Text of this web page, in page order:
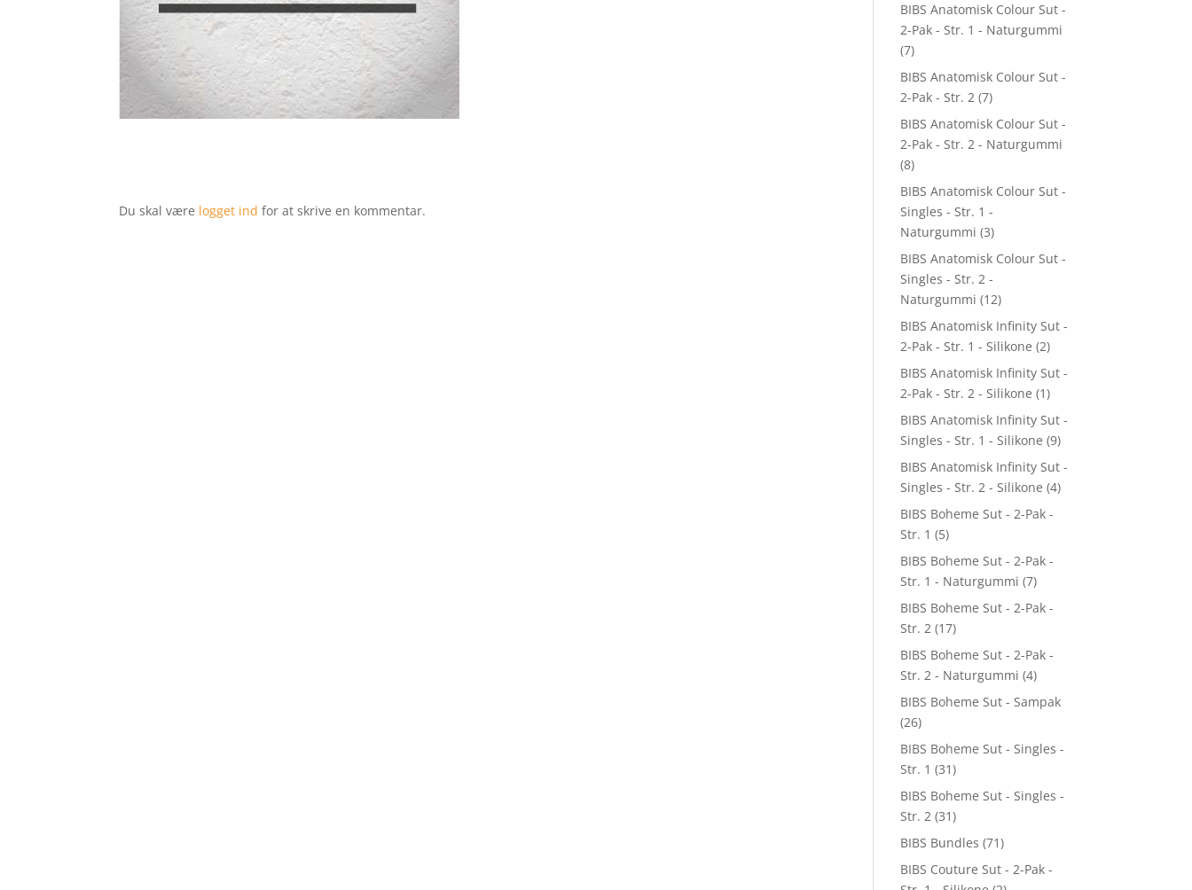
Du skal være logget ind for at skrive en kommentar.
BIBS Anatomisk Colour Sut -
2-Pak - Str. 1 - Naturgummi
(7)
BIBS Anatomisk Colour Sut -
2-Pak - Str. 2 (7)
BIBS Anatomisk Colour Sut -
2-Pak - Str. 2 - Naturgummi
(8)
BIBS Anatomisk Colour Sut -
Singles - Str. 1 -
Naturgummi (3)
BIBS Anatomisk Colour Sut -
Singles - Str. 2 -
Naturgummi (12)
BIBS Anatomisk Infinity Sut -
2-Pak - Str. 1 - Silikone (2)
BIBS Anatomisk Infinity Sut -
2-Pak - Str. 2 - Silikone (1)
BIBS Anatomisk Infinity Sut -
Singles - Str. 1 - Silikone (9)
BIBS Anatomisk Infinity Sut -
Singles - Str. 2 - Silikone (4)
BIBS Boheme Sut - 2-Pak -
Str. 1 (5)
BIBS Boheme Sut - 2-Pak -
Str. 1 - Naturgummi (7)
BIBS Boheme Sut - 2-Pak -
Str. 2 (17)
BIBS Boheme Sut - 2-Pak -
Str. 2 - Naturgummi (4)
BIBS Boheme Sut - Sampak
(26)
BIBS Boheme Sut - Singles -
Str. 1 (31)
BIBS Boheme Sut - Singles -
Str. 2 (31)
BIBS Bundles (71)
BIBS Couture Sut - 2-Pak -